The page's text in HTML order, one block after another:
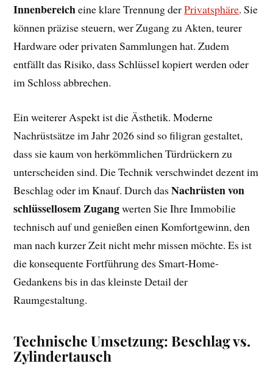
Innenbereicheine klare Trennung derPrivatsphäre. Sie
können präzise steuern, wer Zugang zu Akten, teurer
Hardware oder privaten Sammlungen hat. Zudem
entfällt das Risiko, dass Schlüssel kopiert werden oder
im Schloss abbrechen.
Ein weiterer Aspekt ist die Ästhetik. Moderne
Nachrüstsätze im Jahr 2026 sind so filigran gestaltet,
dass sie kaum von herkömmlichen Türdrückern zu
unterscheiden sind. Die Technik verschwindet dezent im
Beschlag oder im Knauf. Durch dasNachrüsten von
schlüssellosem Zugangwerten Sie Ihre Immobilie
technisch auf und genießen einen Komfortgewinn, den
man nach kurzer Zeit nicht mehr missen möchte. Es ist
die konsequente Fortführung des Smart-Home-
Gedankens bis in das kleinste Detail der
Raumgestaltung.
Technische Umsetzung: Beschlag vs.
Zylindertausch